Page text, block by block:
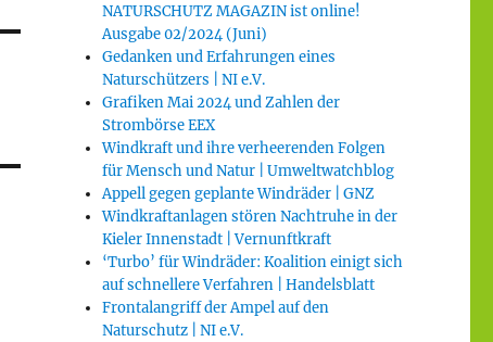
NATURSCHUTZ MAGAZIN ist online!
Ausgabe 02/2024 (Juni)
Gedanken und Erfahrungen eines
Naturschützers | NI e.V.
Grafiken Mai 2024 und Zahlen der
Strombörse EEX
Windkraft und ihre verheerenden Folgen
für Mensch und Natur | Umweltwatchblog
Appell gegen geplante Windräder | GNZ
Windkraftanlagen stören Nachtruhe in der
Kieler Innenstadt | Vernunftkraft
‘Turbo’ für Windräder: Koalition einigt sich
auf schnellere Verfahren | Handelsblatt
Frontalangriff der Ampel auf den
Naturschutz | NI e.V.